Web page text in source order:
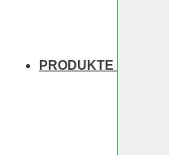
PRODUKTE